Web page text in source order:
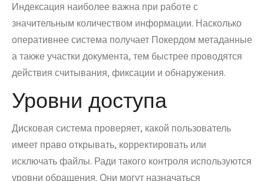
Индексация наиболее важна при работе с
значительным количеством информации. Насколько
оперативнее система получает Покердом метаданные
а также участки документа, тем быстрее проводятся
действия считывания, фиксации и обнаружения.
Уровни доступа
Дисковая система проверяет, какой пользователь
имеет право открывать, корректировать или
исключать файлы. Ради такого контроля используются
уровни обращения. Они могут назначаться